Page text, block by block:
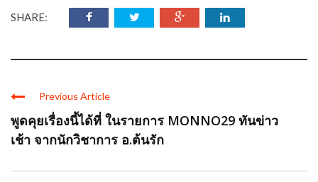
SHARE:
Previous Article
พูดคุยเรื่องนี้ได้ที่ ในรายการ MONNO29 ทันข่าว
เช้า จากนักวิชาการ อ.ต้นรัก